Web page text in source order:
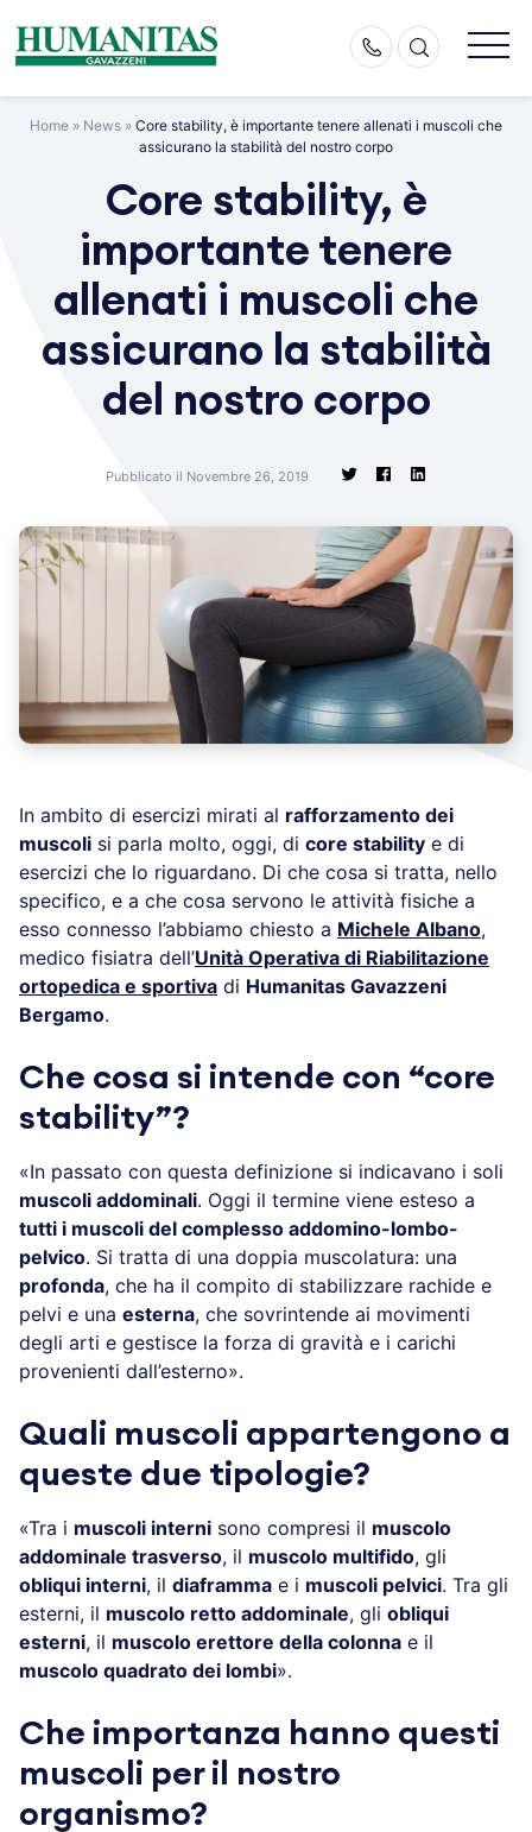
content
Home » News » Core stability, è importante tenere allenati i muscoli che
assicurano la stabilità del nostro corpo
Core stability, è
importante tenere
allenati i muscoli che
assicurano la stabilità
del nostro corpo
Pubblicato il Novembre 26, 2019
In ambito di esercizi mirati al rafforzamento dei
muscoli si parla molto, oggi, di core stability e di
esercizi che lo riguardano. Di che cosa si tratta, nello
specifico, e a che cosa servono le attività fisiche a
esso connesso l’abbiamo chiesto a Michele Albano,
medico fisiatra dell’Unità Operativa di Riabilitazione
ortopedica e sportiva di Humanitas Gavazzeni
Bergamo.
Che cosa si intende con “core
stability”?
«In passato con questa definizione si indicavano i soli
muscoli addominali. Oggi il termine viene esteso a
tutti i muscoli del complesso addomino-lombo-
pelvico. Si tratta di una doppia muscolatura: una
profonda, che ha il compito di stabilizzare rachide e
pelvi e una esterna, che sovrintende ai movimenti
degli arti e gestisce la forza di gravità e i carichi
provenienti dall’esterno».
Quali muscoli appartengono a
queste due tipologie?
«Tra i muscoli interni sono compresi il muscolo
addominale trasverso, il muscolo multifido, gli
obliqui interni, il diaframma e i muscoli pelvici. Tra gli
esterni, il muscolo retto addominale, gli obliqui
esterni, il muscolo erettore della colonna e il
muscolo quadrato dei lombi».
Che importanza hanno questi
muscoli per il nostro
organismo?